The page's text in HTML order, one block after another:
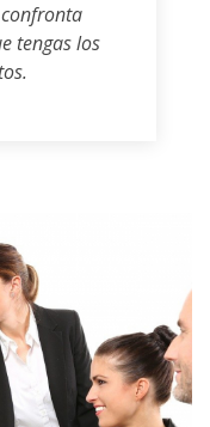
tengas los